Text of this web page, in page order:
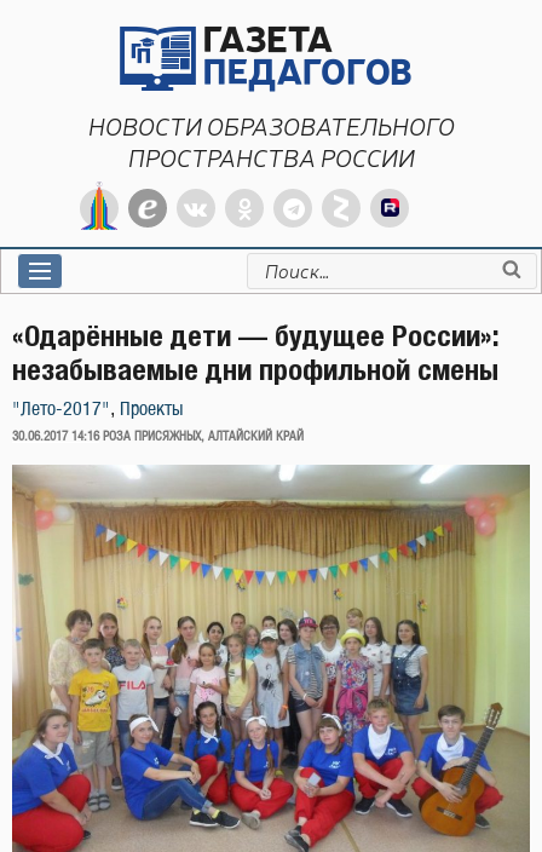
НОВОСТИ ОБРАЗОВАТЕЛЬНОГО
ПРОСТРАНСТВА РОССИИ
Искать:
«Одарённые дети — будущее России»:
незабываемые дни профильной смены
"Лето-2017" , Проекты
ОПУБЛИКОВАНО
30.06.2017 14:16 РОЗА ПРИСЯЖНЫХ, АЛТАЙСКИЙ КРАЙ